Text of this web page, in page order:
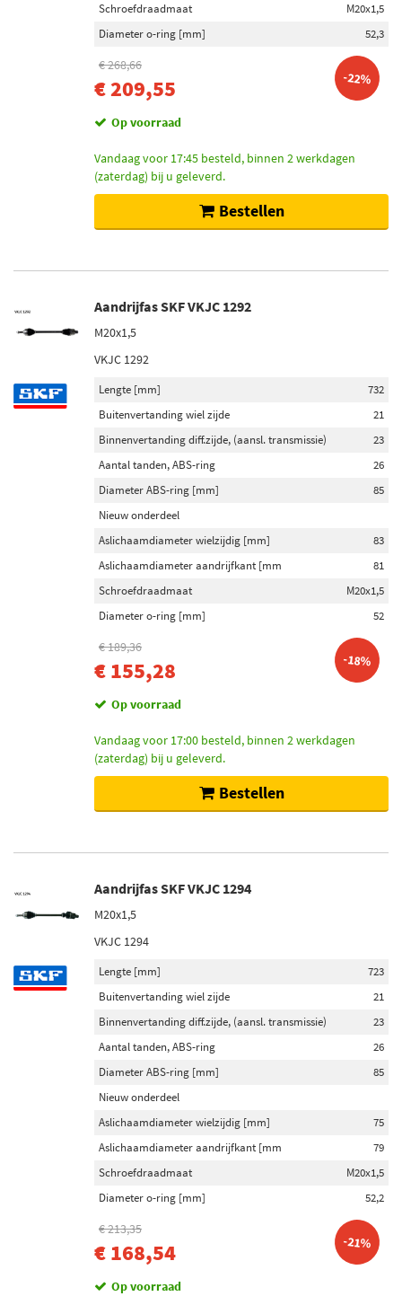
Schroefdraadmaat
M20x1,5
Diameter o-ring [mm]
52,3
€ 268,66
€ 209,55 -22%
Op voorraad
Vandaag voor 17:45 besteld, binnen 2 werkdagen
(zaterdag) bij u geleverd.
Bestellen
Aandrijfas SKF VKJC 1292
M20x1,5
VKJC 1292
Lengte [mm]
732
Buitenvertanding wiel zijde
21
Binnenvertanding diff.zijde, (aansl. transmissie)
23
Aantal tanden, ABS-ring
26
Diameter ABS-ring [mm]
85
Nieuw onderdeel
Aslichaamdiameter wielzijdig [mm]
83
Aslichaamdiameter aandrijfkant [mm
81
Schroefdraadmaat
M20x1,5
Diameter o-ring [mm]
52
€ 189,36
€ 155,28 -18%
Op voorraad
Vandaag voor 17:00 besteld, binnen 2 werkdagen
(zaterdag) bij u geleverd.
Bestellen
Aandrijfas SKF VKJC 1294
M20x1,5
VKJC 1294
Lengte [mm]
723
Buitenvertanding wiel zijde
21
Binnenvertanding diff.zijde, (aansl. transmissie)
23
Aantal tanden, ABS-ring
26
Diameter ABS-ring [mm]
85
Nieuw onderdeel
Aslichaamdiameter wielzijdig [mm]
75
Aslichaamdiameter aandrijfkant [mm
79
Schroefdraadmaat
M20x1,5
Diameter o-ring [mm]
52,2
€ 213,35
€ 168,54 -21%
Op voorraad